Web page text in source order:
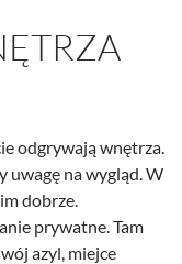
odgrywają wnętrza.
uwagę na wygląd. W
dobrze.
prywatne. Tam
azyl, miejce